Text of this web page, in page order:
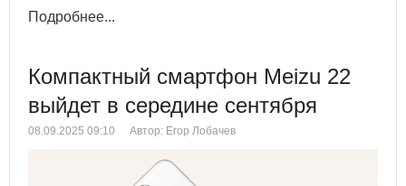
Подробнее...
Компактный смартфон Meizu 22
выйдет в середине сентября
08.09.2025 09:10 Автор: Егор Лобачев